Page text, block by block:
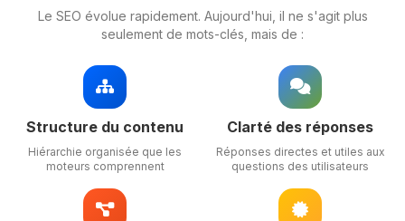
Le SEO évolue rapidement. Aujourd'hui, il ne s'agit plus
seulement de mots-clés, mais de :
Structure du contenu
Hiérarchie organisée que les
moteurs comprennent
Clarté des réponses
Réponses directes et utiles aux
questions des utilisateurs